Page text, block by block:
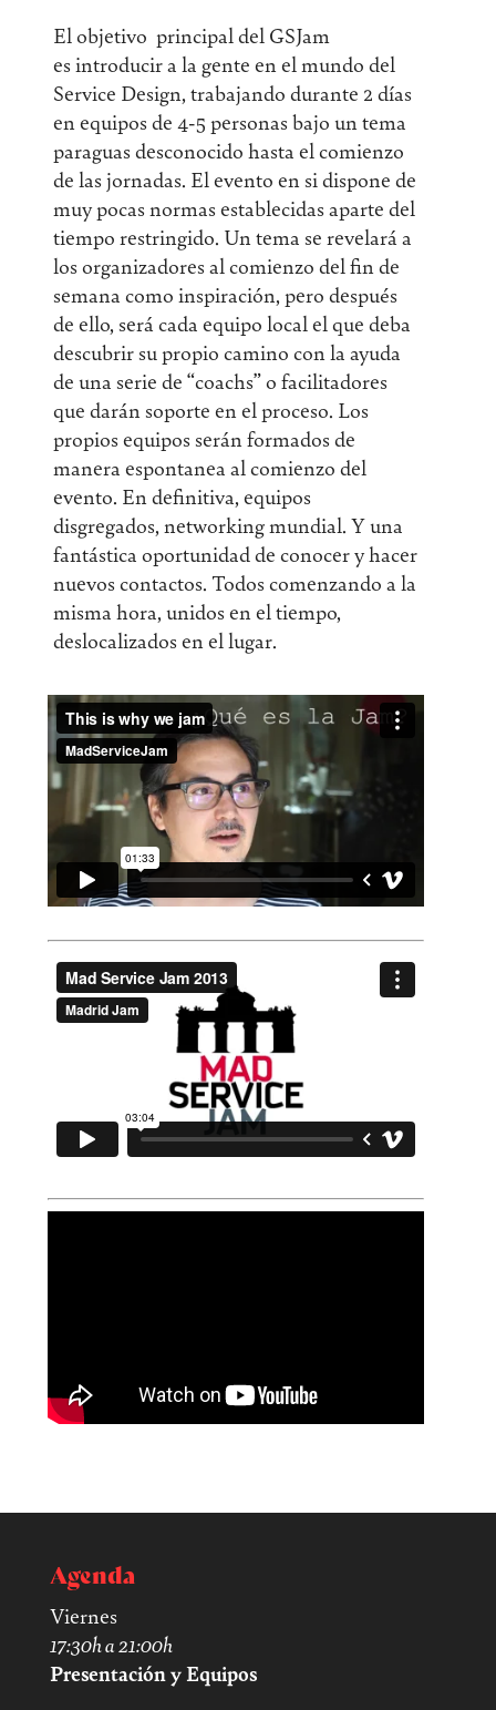
El objetivo principal del GSJam
es introducir a la gente en el mundo del
Service Design, trabajando durante 2 días
en equipos de 4-5 personas bajo un tema
paraguas desconocido hasta el comienzo
de las jornadas. El evento en si dispone de
muy pocas normas establecidas aparte del
tiempo restringido. Un tema se revelará a
los organizadores al comienzo del fin de
semana como inspiración, pero después
de ello, será cada equipo local el que deba
descubrir su propio camino con la ayuda
de una serie de “coachs” o facilitadores
que darán soporte en el proceso. Los
propios equipos serán formados de
manera espontanea al comienzo del
evento. En definitiva, equipos
disgregados, networking mundial. Y una
fantástica oportunidad de conocer y hacer
nuevos contactos. Todos comenzando a la
misma hora, unidos en el tiempo,
deslocalizados en el lugar.
Agenda
Viernes
17:30h a 21:00h
Presentación y Equipos